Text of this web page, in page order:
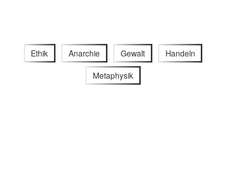
Ethik Anarchie Gewalt Handeln
Metaphysik